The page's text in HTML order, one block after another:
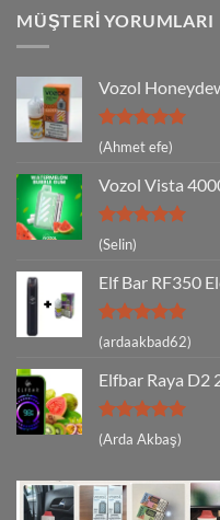
MÜŞTERI YORUMLARI
Vozol
5 üzerinden
5
(Ahmet efe)
Vozol Vista
5 üzerinden
5
oy aldı
(Selin)
Elf Bar RF350
5 üzerinden
5
(ardaakbad62)
Elfbar Raya D2
5 üzerinden
5
(Arda Akbaş)